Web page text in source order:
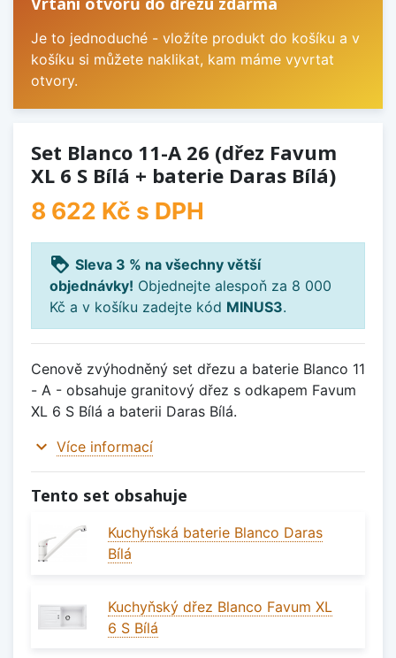
Je to jednoduché - vložíte produkt do košíku a v
košíku si můžete naklikat, kam máme vyvrtat
otvory.
Set Blanco 11-A 26 (dřez Favum
XL 6 S Bílá + baterie Daras Bílá)
8 622 Kč s DPH
loyalty Sleva 3 % na všechny větší
objednávky! Objednejte alespoň za 8 000
Kč a v košíku zadejte kód MINUS3.
Cenově zvýhodněný set dřezu a baterie Blanco 11
- A - obsahuje granitový dřez s odkapem Favum
XL 6 S Bílá a baterii Daras Bílá.
expand_more Více informací
Tento set obsahuje
Kuchyňská baterie Blanco Daras
Bílá
Kuchyňský dřez Blanco Favum XL
6 S Bílá